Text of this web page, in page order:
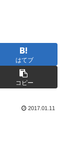
はてブ
コピー
2017.01.11